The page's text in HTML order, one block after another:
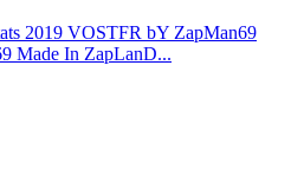
2019 VOSTFR bY ZapMan69
Made In ZapLanD...